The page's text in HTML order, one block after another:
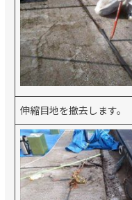
伸縮目地を撤去します。